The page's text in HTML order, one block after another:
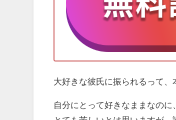
大好きな彼氏に振られるって、
自分にとって好きなままなの